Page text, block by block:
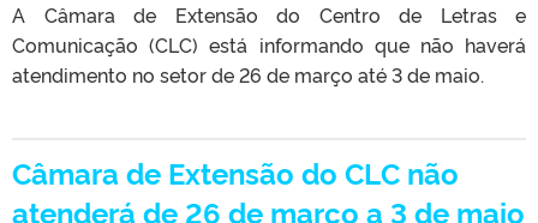
A Câmara de Extensão do Centro de Letras e
Comunicação (CLC) está informando que não haverá
atendimento no setor de 26 de março até 3 de maio.
Câmara de Extensão do CLC não
atenderá de 26 de março a 3 de maio